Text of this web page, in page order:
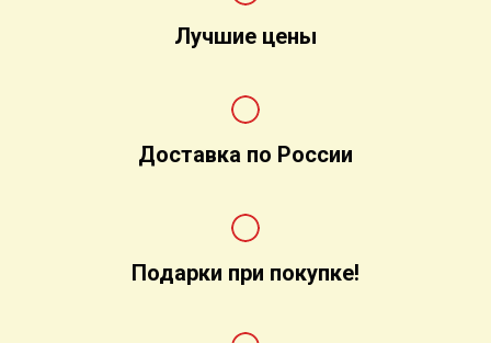
Лучшие цены
Доставка по России
Подарки при покупке!